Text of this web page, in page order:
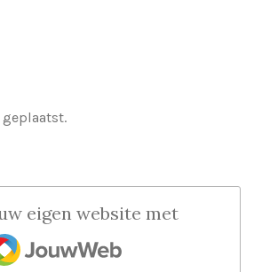
geplaatst.
eigen website met